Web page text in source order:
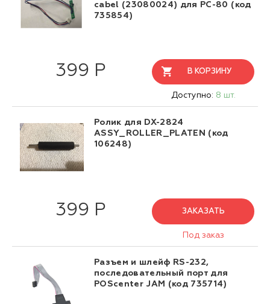
cabel (23080024) для PC-80 (код
735854)
399 Р В КОРЗИНУ
Доступно: 8 шт.
Ролик для DX-2824
ASSY_ROLLER_PLATEN (код
106248)
399 Р ЗАКАЗАТЬ
Под заказ
Разъем и шлейф RS-232,
последовательный порт для
POScenter JAM (код 735714)